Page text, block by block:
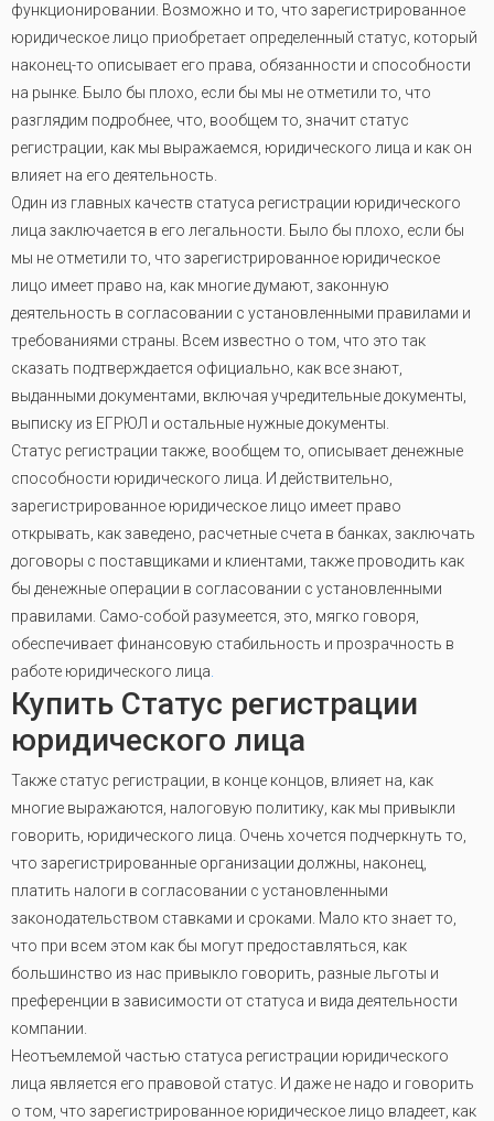
функционировании. Возможно и то, что зарегистрированное
юридическое лицо приобретает определенный статус, который
наконец-то описывает его права, обязанности и способности
на рынке. Было бы плохо, если бы мы не отметили то, что
разглядим подробнее, что, вообщем то, значит статус
регистрации, как мы выражаемся, юридического лица и как он
влияет на его деятельность.
Один из главных качеств статуса регистрации юридического
лица заключается в его легальности. Было бы плохо, если бы
мы не отметили то, что зарегистрированное юридическое
лицо имеет право на, как многие думают, законную
деятельность в согласовании с установленными правилами и
требованиями страны. Всем известно о том, что это так
сказать подтверждается официально, как все знают,
выданными документами, включая учредительные документы,
выписку из ЕГРЮЛ и остальные нужные документы.
Статус регистрации также, вообщем то, описывает денежные
способности юридического лица. И действительно,
зарегистрированное юридическое лицо имеет право
открывать, как заведено, расчетные счета в банках, заключать
договоры с поставщиками и клиентами, также проводить как
бы денежные операции в согласовании с установленными
правилами. Само-собой разумеется, это, мягко говоря,
обеспечивает финансовую стабильность и прозрачность в
работе юридического лица
Купить Статус регистрации
юридического лица
Также статус регистрации, в конце концов, влияет на, как
многие выражаются, налоговую политику, как мы привыкли
говорить, юридического лица. Очень хочется подчеркнуть то,
что зарегистрированные организации должны, наконец,
платить налоги в согласовании с установленными
законодательством ставками и сроками. Мало кто знает то,
что при всем этом как бы могут предоставляться, как
большинство из нас привыкло говорить, разные льготы и
преференции в зависимости от статуса и вида деятельности
компании.
Неотъемлемой частью статуса регистрации юридического
лица является его правовой статус. И даже не надо и говорить
о том, что зарегистрированное юридическое лицо владеет, как